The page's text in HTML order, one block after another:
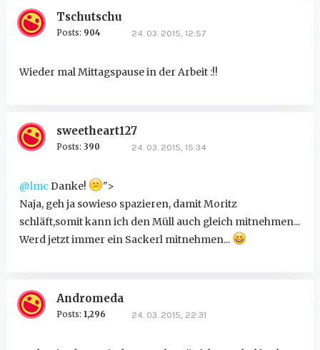
Tschutschu
Posts: 904 24. 03. 2015, 12:57
Wieder mal Mittagspause in der Arbeit :!!
sweetheart127
Posts: 390 24. 03. 2015, 15:34
@lmc Danke!
">
Naja, geh ja sowieso spazieren, damit Moritz
schläft,somit kann ich den Müll auch gleich mitnehmen...
Werd jetzt immer ein Sackerl mitnehmen...
Andromeda
Posts: 1,296 24. 03. 2015, 22:31